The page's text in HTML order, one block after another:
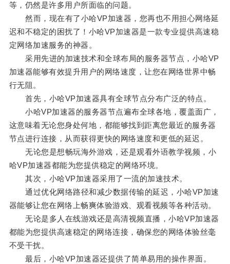
等，仍然是许多用户所面临的问题。
然而，现在有了小哈VP加速器，您再也不用担心网络延
迟和不稳定的困扰了！小哈VP加速器是一款专业提供高速稳
定网络加速服务的神器。
采用先进的加速技术和全球布局的服务器节点，小哈VP
加速器能够有效提升用户的网络速度，让您在网络世界中畅
行无阻。
首先，小哈VP加速器具有全球节点分布广泛的特点。
小哈VP加速器的服务器节点遍布全球各地，覆盖面广，
这意味着无论您身处何地，都能够找到距离您最近的服务器
节点进行连接，从而获得更快的网络速度和更低的延迟。
无论您是想畅玩海外游戏，还是观看外语教学视频，小
哈VP加速器都能为您提供稳定的网络环境。
其次，小哈VP加速器采用了一流的加速技术。
通过优化网络路径和减少数据传输的延迟，小哈VP加速
器能够让您在网络上畅爽体验游戏、观看视频等各种活动。
无论是多人在线游戏还是高清视频直播，小哈VP加速器
都能为您提供高速稳定的网络连接，确保您的网络体验丝毫
不受干扰。
最后，小哈VP加速器还提供了简单易用的操作界面。